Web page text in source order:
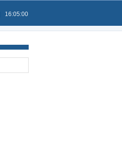
16:05:00